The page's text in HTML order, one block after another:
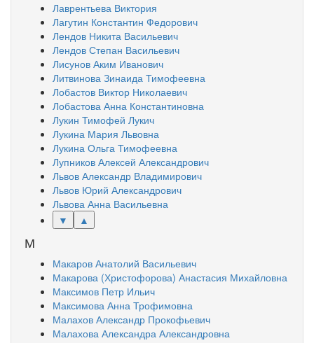
Лаврентьева Виктория
Лагутин Константин Федорович
Лендов Никита Васильевич
Лендов Степан Васильевич
Лисунов Аким Иванович
Литвинова Зинаида Тимофеевна
Лобастов Виктор Николаевич
Лобастова Анна Константиновна
Лукин Тимофей Лукич
Лукина Мария Львовна
Лукина Ольга Тимофеевна
Лупников Алексей Александрович
Львов Александр Владимирович
Львов Юрий Александрович
Львова Анна Васильевна
▼
▲
М
Макаров Анатолий Васильевич
Макарова (Христофорова) Анастасия Михайловна
Максимов Петр Ильич
Максимова Анна Трофимовна
Малахов Александр Прокофьевич
Малахова Александра Александровна